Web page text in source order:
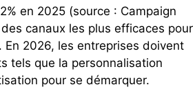
en 2025 (source : Campaign
des canaux les plus efficaces pour
2026, les entreprises doivent
tels que la personnalisation
pour se démarquer.